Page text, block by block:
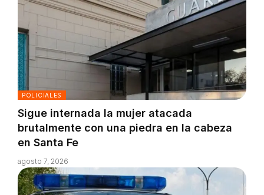
POLICIALES
Sigue internada la mujer atacada
brutalmente con una piedra en la cabeza
en Santa Fe
agosto 7, 2026